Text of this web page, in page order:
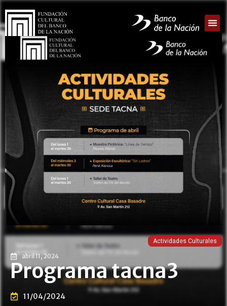
Actividades Culturales
abril 11, 2024
Programa tacna3
11/04/2024